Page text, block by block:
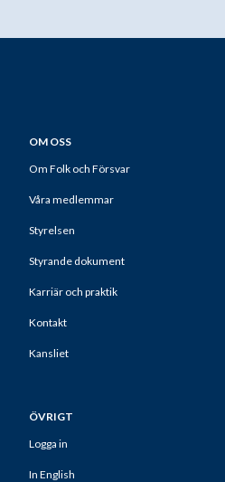
OM OSS
Om Folk och Försvar
Våra medlemmar
Styrelsen
Styrande dokument
Karriär och praktik
Kontakt
Kansliet
ÖVRIGT
Logga in
In English